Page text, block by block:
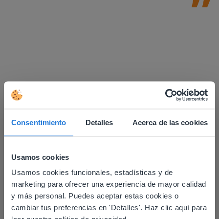
Consentimiento Detalles Acerca de las cookies
Usamos cookies
Usamos cookies funcionales, estadísticas y de
marketing para ofrecer una experiencia de mayor calidad
y más personal. Puedes aceptar estas cookies o
cambiar tus preferencias en 'Detalles'. Haz clic aquí para
Descubrir más!
Bloques de base diez
This website doesn't match
your location
Based on your location, we think you might